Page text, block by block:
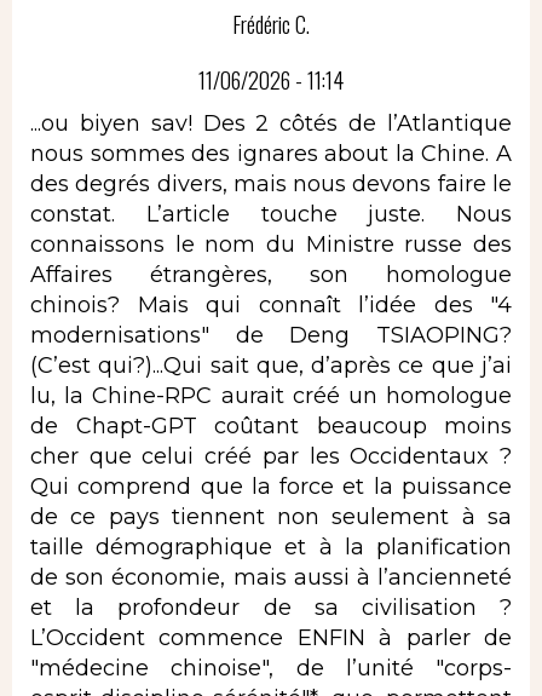
Frédéric C.
11/06/2026 - 11:14
...ou biyen sav! Des 2 côtés de l’Atlantique
nous sommes des ignares about la Chine. A
des degrés divers, mais nous devons faire le
constat. L’article touche juste. Nous
connaissons le nom du Ministre russe des
Affaires étrangères, son homologue
chinois? Mais qui connaît l’idée des "4
modernisations" de Deng TSIAOPING?
(C’est qui?)...Qui sait que, d’après ce que j’ai
lu, la Chine-RPC aurait créé un homologue
de Chapt-GPT coûtant beaucoup moins
cher que celui créé par les Occidentaux ?
Qui comprend que la force et la puissance
de ce pays tiennent non seulement à sa
taille démographique et à la planification
de son économie, mais aussi à l’ancienneté
et la profondeur de sa civilisation ?
L’Occident commence ENFIN à parler de
"médecine chinoise", de l’unité "corps-